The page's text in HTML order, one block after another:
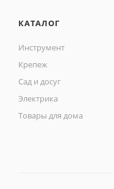
КАТАЛОГ
Инструмент
Крепеж
Сад и досуг
Электрика
Товары для дома